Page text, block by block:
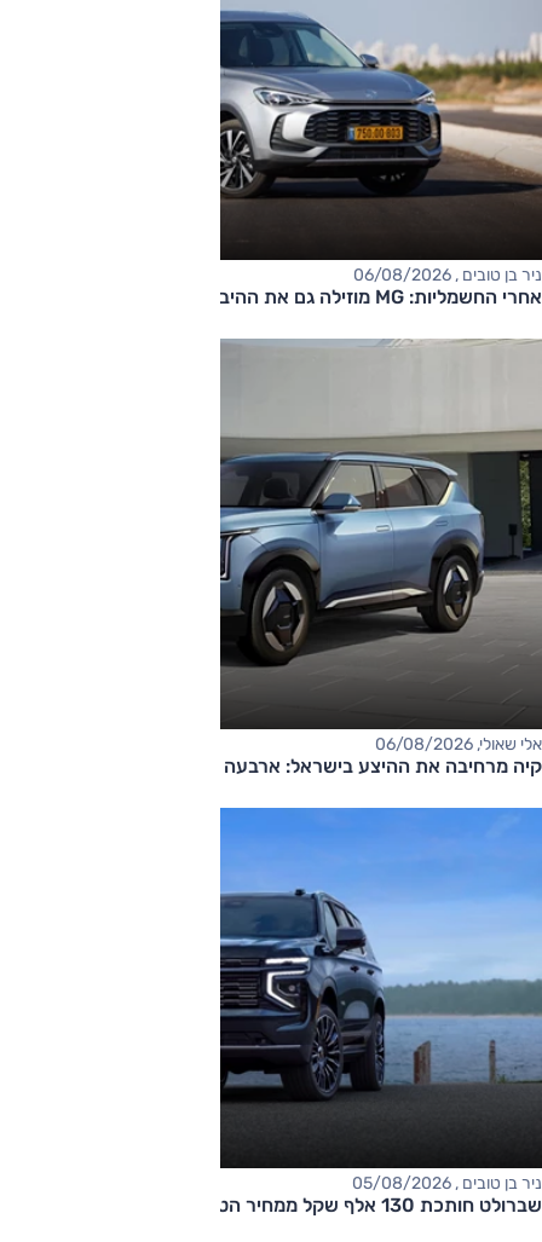
ניר בן טובים , 06/08/2026
אחרי החשמליות: MG מוזילה גם את ההיברידיות
אלי שאולי, 06/08/2026
קיה מרחיבה את ההיצע בישראל: ארבעה דגמים חדשים בדרך
ניר בן טובים , 05/08/2026
שברולט חותכת 130 אלף שקל ממחיר הטאהו